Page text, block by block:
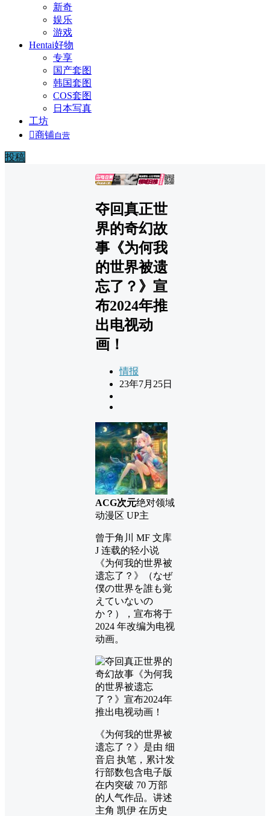
新奇
娱乐
游戏
Hentai好物
专享
国产套图
韩国套图
COS套图
日本写真
工坊
商铺自营
投稿
广告
夺回真正世
界的奇幻故
事《为何我
的世界被遗
忘了？》宣
布2024年推
出电视动
画！
情报
23年7月25日
ACG次元绝对领域
动漫区 UP主
曾于角川 MF 文库
J 连载的轻小说
《为何我的世界被
遗忘了？》（なぜ
僕の世界を誰も覚
えていないの
か？），宣布将于
2024 年改编为电视
动画。
《为何我的世界被
遗忘了？》是由 细
音启 执笔，累计发
行部数包含电子版
在内突破 70 万部
的人气作品。讲述
主角 凯伊 在历史